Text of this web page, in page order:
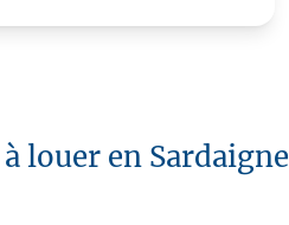
louer en Sardaigne